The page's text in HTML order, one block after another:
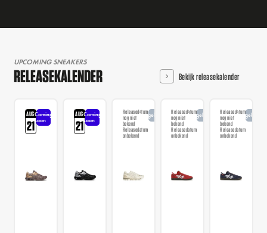
UPCOMING SNEAKERS
RELEASEKALENDER Bekijk releasekalender
AUG
21
Coming
soon
AUG
21
Coming
soon
Releasedatum
nog niet
bekend
Releasedatum
onbekend
AangekondigdReleasedatum
nog niet
bekend
Releasedatum
onbekend
AangekondigdReleasedatum
nog niet
bekend
Releasedatum
onbekend